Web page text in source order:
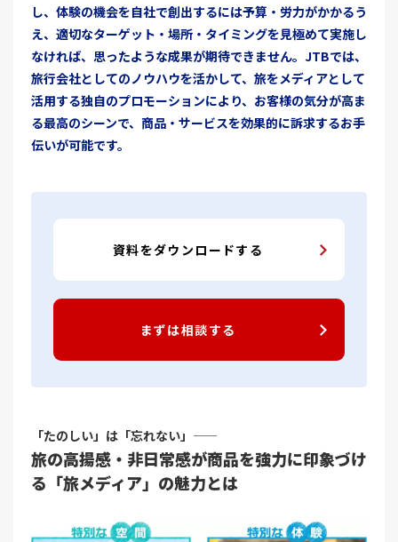
し、体験の機会を自社で創出するには予算・労力がかかるう
え、適切なターゲット・場所・タイミングを見極めて実施し
なければ、思ったような成果が期待できません。JTBでは、
旅行会社としてのノウハウを活かして、旅をメディアとして
活用する独自のプロモーションにより、お客様の気分が高ま
る最高のシーンで、商品・サービスを効果的に訴求するお手
伝いが可能です。
資料をダウンロードする
まずは相談する
「たのしい」は「忘れない」――
旅の高揚感・非日常感が商品を強力に印象づけ
る「旅メディア」の魅力とは